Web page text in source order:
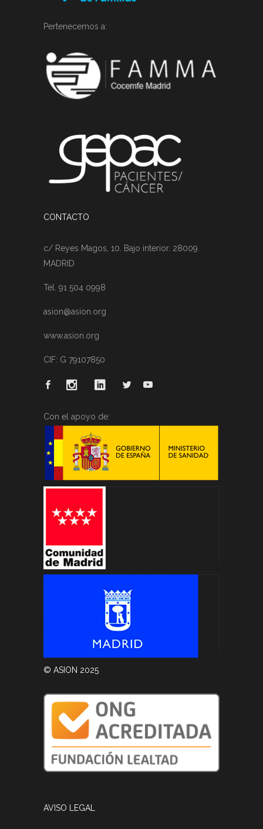
Pertenecemos a:
CONTACTO
c/ Reyes Magos, 10. Bajo interior. 28009.
MADRID
Tel. 91 504 0998
asion@asion.org
www.asion.org
CIF: G 79107850
Con el apoyo de:
© ASION 2025
AVISO LEGAL